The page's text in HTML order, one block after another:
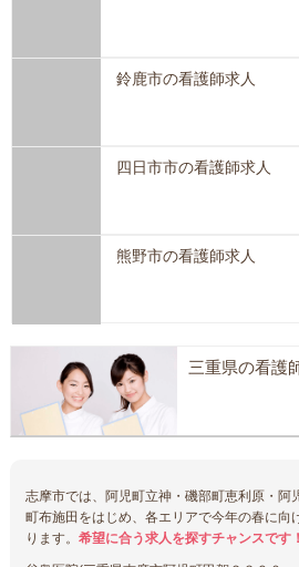
鈴鹿市の看護師求人
四日市市の看護師求人
熊野市の看護師求人
三重県の看護
志摩市では、阿児町立神・磯部町恵利原・阿
町布施田をはじめ、各エリアで今年の春に向
ります。 希望に合う求人を探すチャンスです！